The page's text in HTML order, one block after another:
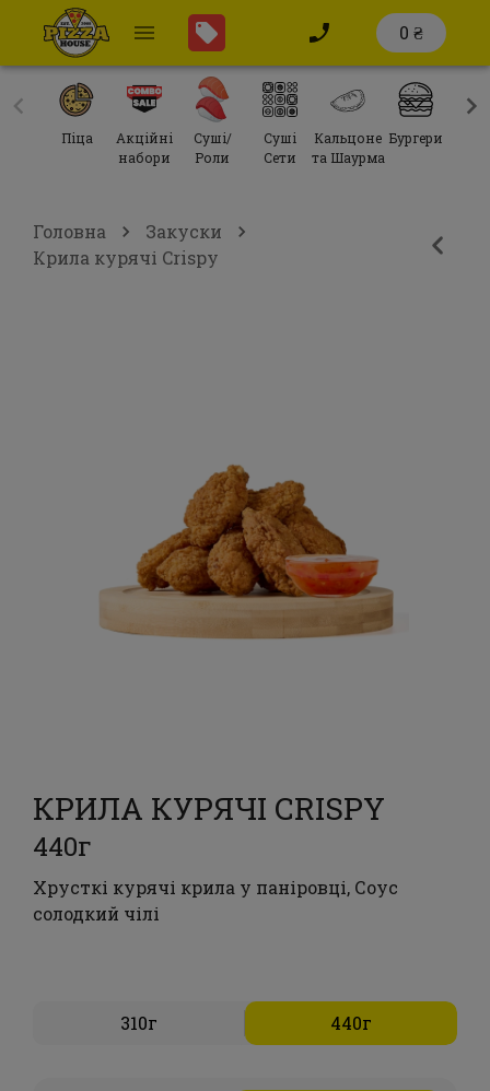
0 ₴
Піца
Акційні
набори
Суші/
Роли
Суші
Сети
Кальцоне
та Шаурма
Бургери
Головна
Закуски
Крила курячі Crispy
КРИЛА КУРЯЧІ CRISPY
440г
Хрусткі курячі крила у паніровці, Соус
солодкий чілі
310г 440г